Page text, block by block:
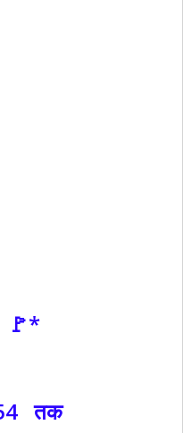
🚩*
तक